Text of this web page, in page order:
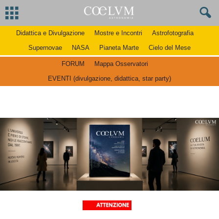
Didattica e Divulgazione Mostre e Incontri
Astrofotografia
Supernovae
NASA Pianeta Marte Cielo del Mese
FORUM
Mappa Osservatori
EVENTI (divulgazione, didattica, star party)